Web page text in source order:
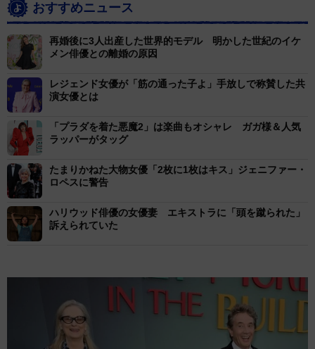
おすすめニュース
再婚後に3人出産した世界的モデル 明かした世紀のイケ
メン俳優との離婚の原因
レジェンド女優が「筋の通った子よ」手放しで称賛した共
演女優とは
「プラダを着た悪魔2」は楽曲もオシャレ ガガ様＆人気
ラッパーがタッグ
たまりかねた大物女優「2枚に1枚はキス」ジェニファー・
ロペスに警告
ハリウッド俳優の女優妻 エキストラに「頭を蹴られた」
訴えられていた